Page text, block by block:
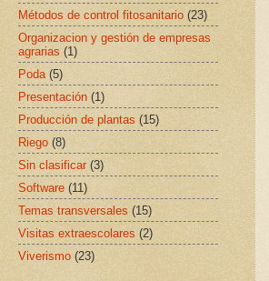
Métodos de control fitosanitario (23)
Organizacion y gestión de empresas
agrarias (1)
Poda (5)
Presentación (1)
Producción de plantas (15)
Riego (8)
Sin clasificar (3)
Software (11)
Temas transversales (15)
Visitas extraescolares (2)
Viverismo (23)